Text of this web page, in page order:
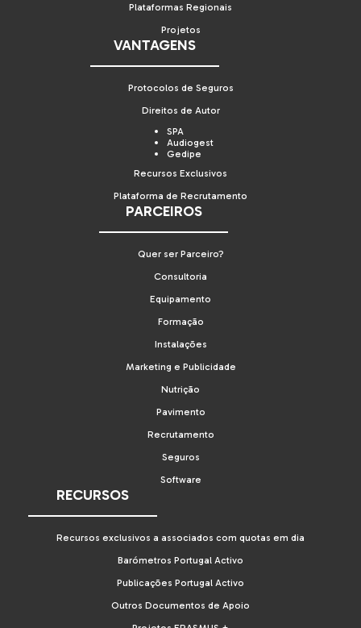
Plataformas Regionais
Projetos
VANTAGENS
Protocolos de Seguros
Direitos de Autor
SPA
Audiogest
Gedipe
Recursos Exclusivos
Plataforma de Recrutamento
PARCEIROS
Quer ser Parceiro?
Consultoria
Equipamento
Formação
Instalações
Marketing e Publicidade
Nutrição
Pavimento
Recrutamento
Seguros
Software
RECURSOS
Recursos exclusivos a associados com quotas em dia
Barómetros Portugal Activo
Publicações Portugal Activo
Outros Documentos de Apoio